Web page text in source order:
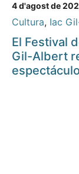
4 d'agost de
Cultura, Iac
El Festival
Gil-Albert